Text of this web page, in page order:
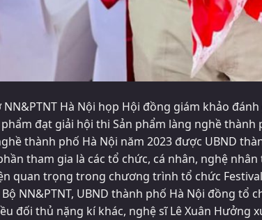
NN&PTNT Hà Nội họp Hội đồng giám khảo
đạt giải hội thi Sản phẩm làng nghề thành
thành phố Hà Nội năm 2023 được UBND
tham gia là các tổ chức, cá nhân, nghệ
quan trọng trong chương trình tổ chức
NN&PTNT, UBND thành phố Hà Nội đồng tổ
đối thủ nặng kí khác, nghệ sĩ Lê Xuân Hưởng